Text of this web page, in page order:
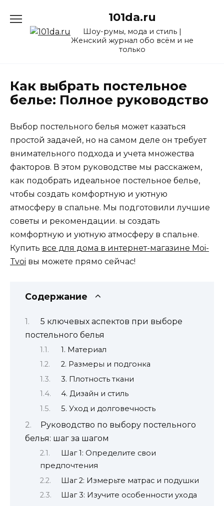
содержанию
101da.ru
Шоу-румы, мода и стиль |
Женский журнал обо всём и не
только
Как выбрать постельное
белье: Полное руководство
Выбор постельного белья может казаться
простой задачей, но на самом деле он требует
внимательного подхода и учета множества
факторов. В этом руководстве мы расскажем,
как подобрать идеальное постельное белье,
чтобы создать комфортную и уютную
атмосферу в спальне. Мы подготовили лучшие
советы и рекомендации. ы создать
комфортную и уютную атмосферу в спальне.
Купить все для дома в интернет-магазине Moi-
Tvoi вы можете прямо сейчас!
Содержание
5 ключевых аспектов при выборе
постельного белья
1. Материал
2. Размеры и подгонка
3. Плотность ткани
4. Дизайн и стиль
5. Уход и долговечность
Руководство по выбору постельного
белья: шаг за шагом
Шаг 1: Определите свои
предпочтения
Шаг 2: Измерьте матрас и подушки
Шаг 3: Изучите особенности ухода